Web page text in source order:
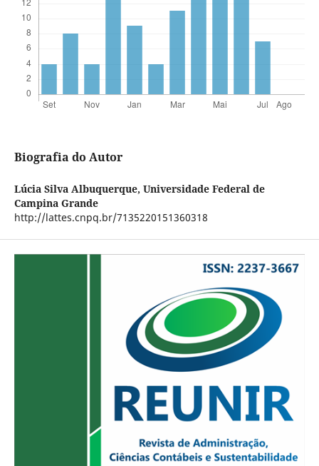
Biografia do Autor
Lúcia Silva Albuquerque, Universidade Federal de
Campina Grande
http://lattes.cnpq.br/7135220151360318